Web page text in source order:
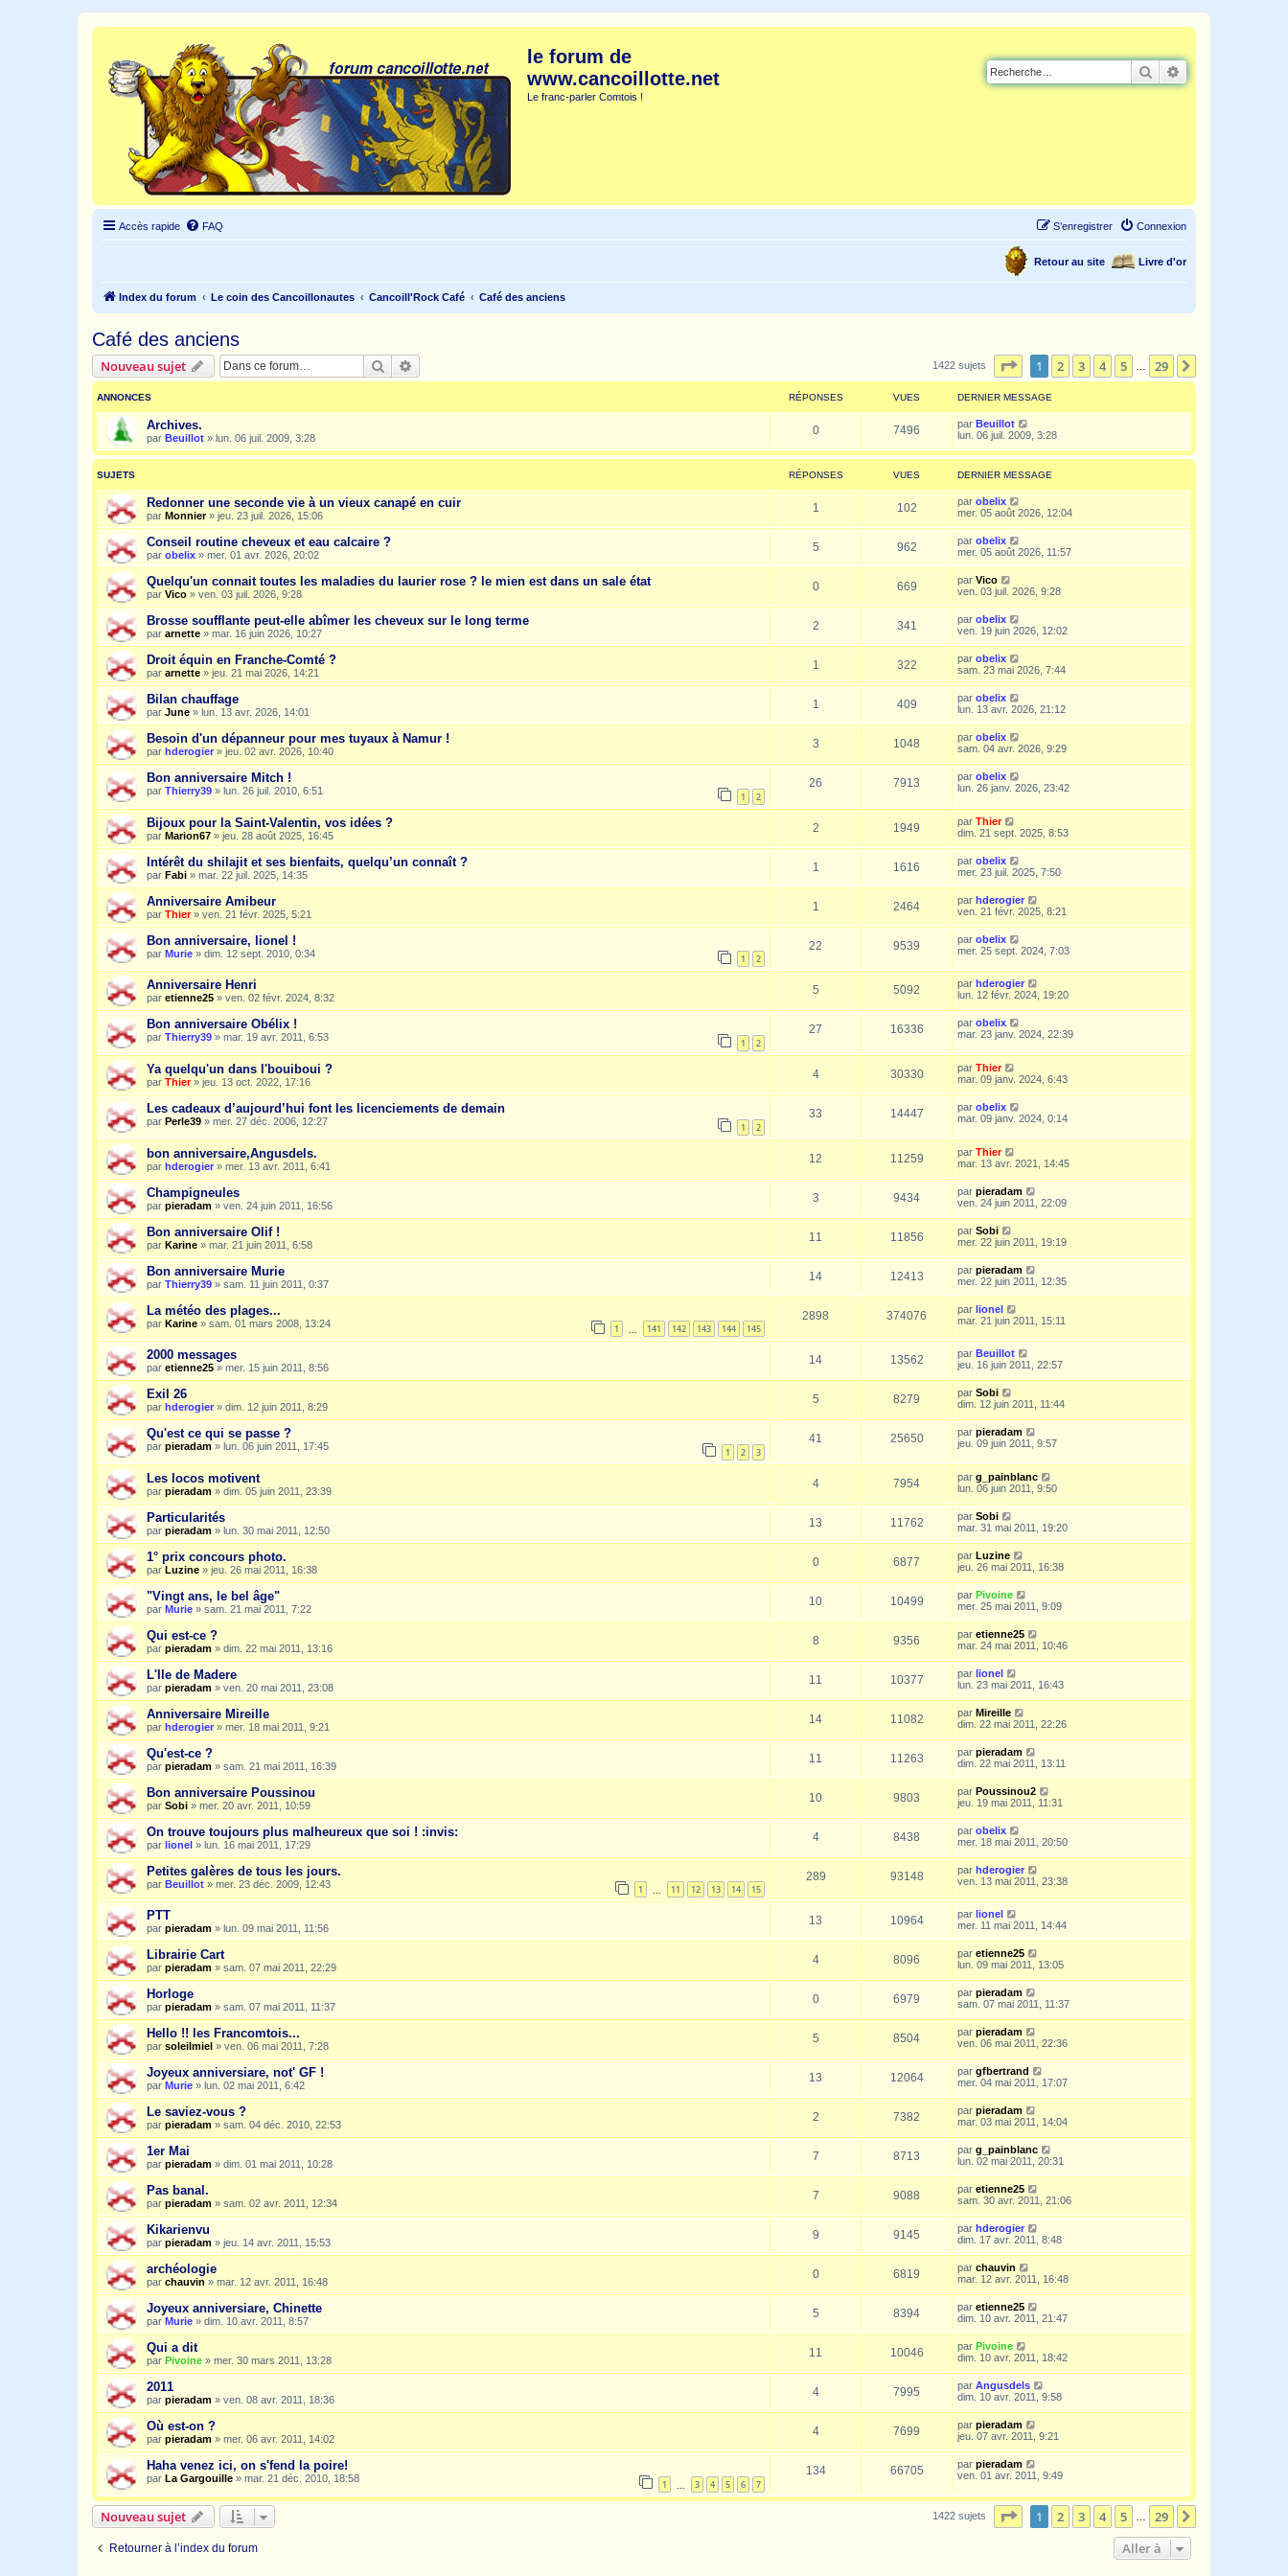
le forum de
www.cancoillotte.net
Le franc-parler Comtois !
Rechercher
Accès rapide FAQ Connexion
S’enregistrer
Livre d'or
Retour au site
Index du forum Le coin des Cancoillonautes Cancoill'Rock Café Café des anciens
Café des anciens
Nouveau sujet Rechercher 1422 sujets Page sur29
1 2 3 4 5 29
ANNONCES RÉPONSES VUES DERNIER MESSAGE
Archives.
par Beuillot » lun. 06 juil. 2009, 3:28
0 7496 par Beuillot
lun. 06 juil. 2009, 3:28
SUJETS RÉPONSES VUES DERNIER MESSAGE
Redonner une seconde vie à un vieux canapé en cuir
par Monnier» jeu. 23 juil. 2026, 15:06
1 102 par obelix
mer. 05 août 2026, 12:04
Conseil routine cheveux et eau calcaire ?
par obelix » mer. 01 avr. 2026, 20:02
5 962 par obelix
mer. 05 août 2026, 11:57
Quelqu'un connait toutes les maladies du laurier rose ? le mien est dans un sale état
par Vico » ven. 03 juil. 2026, 9:28
0 669 par Vico
ven. 03 juil. 2026, 9:28
Brosse soufflante peut-elle abîmer les cheveux sur le long terme
par arnette » mar. 16 juin 2026, 10:27
2 341 par obelix
ven. 19 juin 2026, 12:02
Droit équin en Franche-Comté ?
par arnette » jeu. 21 mai 2026, 14:21
1 322 par obelix
sam. 23 mai 2026, 7:44
Bilan chauffage
par June » lun. 13 avr. 2026, 14:01
1 409 par obelix
lun. 13 avr. 2026, 21:12
Besoin d'un dépanneur pour mes tuyaux à Namur !
par hderogier » jeu. 02 avr. 2026, 10:40
3 1048 par obelix
sam. 04 avr. 2026, 9:29
Bon anniversaire Mitch !
par Thierry39 » lun. 26 juil. 2010, 6:51 1 2
26 7913 par obelix
lun. 26 janv. 2026, 23:42
Bijoux pour la Saint-Valentin, vos idées ?
par Marion67 » jeu. 28 août 2025, 16:45
2 1949 par Thier
dim. 21 sept. 2025, 8:53
Intérêt du shilajit et ses bienfaits, quelqu’un connaît ?
par Fabi » mar. 22 juil. 2025, 14:35
1 1616 par obelix
mer. 23 juil. 2025, 7:50
Anniversaire Amibeur
par Thier» ven. 21 févr. 2025, 5:21
1 2464 par hderogier
ven. 21 févr. 2025, 8:21
Bon anniversaire, lionel !
par Murie » dim. 12 sept. 2010, 0:34 1 2
22 9539 par obelix
mer. 25 sept. 2024, 7:03
Anniversaire Henri
par etienne25 » ven. 02 févr. 2024, 8:32
5 5092 par hderogier
lun. 12 févr. 2024, 19:20
Bon anniversaire Obélix !
par Thierry39 » mar. 19 avr. 2011, 6:53 1 2
27 16336 par obelix
mar. 23 janv. 2024, 22:39
Ya quelqu'un dans l'bouiboui ?
par Thier» jeu. 13 oct. 2022, 17:16
4 30330 par Thier
mar. 09 janv. 2024, 6:43
Les cadeaux d’aujourd’hui font les licenciements de demain
par Perle39 » mer. 27 déc. 2006, 12:27 1 2
33 14447 par obelix
mar. 09 janv. 2024, 0:14
bon anniversaire,Angusdels.
par hderogier » mer. 13 avr. 2011, 6:41
12 11259 par Thier
mar. 13 avr. 2021, 14:45
Champigneules
par pieradam » ven. 24 juin 2011, 16:56
3 9434 par pieradam
ven. 24 juin 2011, 22:09
Bon anniversaire Olif !
par Karine » mar. 21 juin 2011, 6:58
11 11856 par Sobi
mer. 22 juin 2011, 19:19
Bon anniversaire Murie
par Thierry39 » sam. 11 juin 2011, 0:37
14 12413 par pieradam
mer. 22 juin 2011, 12:35
La météo des plages...
par Karine » sam. 01 mars 2008, 13:24 1 141 142 143 144 145
2898 374076 par lionel
mar. 21 juin 2011, 15:11
2000 messages
par etienne25 » mer. 15 juin 2011, 8:56
14 13562 par Beuillot
jeu. 16 juin 2011, 22:57
Exil 26
par hderogier » dim. 12 juin 2011, 8:29
5 8279 par Sobi
dim. 12 juin 2011, 11:44
Qu'est ce qui se passe ?
par pieradam » lun. 06 juin 2011, 17:45 1 2 3
41 25650 par pieradam
jeu. 09 juin 2011, 9:57
Les locos motivent
par pieradam » dim. 05 juin 2011, 23:39
4 7954 par g_painblanc
lun. 06 juin 2011, 9:50
Particularités
par pieradam » lun. 30 mai 2011, 12:50
13 11762 par Sobi
mar. 31 mai 2011, 19:20
1° prix concours photo.
par Luzine » jeu. 26 mai 2011, 16:38
0 6877 par Luzine
jeu. 26 mai 2011, 16:38
"Vingt ans, le bel âge"
par Murie » sam. 21 mai 2011, 7:22
10 10499 par Pivoine
mer. 25 mai 2011, 9:09
Qui est-ce ?
par pieradam » dim. 22 mai 2011, 13:16
8 9356 par etienne25
mar. 24 mai 2011, 10:46
L'Ile de Madere
par pieradam » ven. 20 mai 2011, 23:08
11 10377 par lionel
lun. 23 mai 2011, 16:43
Anniversaire Mireille
par hderogier » mer. 18 mai 2011, 9:21
14 11082 par Mireille
dim. 22 mai 2011, 22:26
Qu'est-ce ?
par pieradam » sam. 21 mai 2011, 16:39
11 11263 par pieradam
dim. 22 mai 2011, 13:11
Bon anniversaire Poussinou
par Sobi » mer. 20 avr. 2011, 10:59
10 9803 par Poussinou2
jeu. 19 mai 2011, 11:31
On trouve toujours plus malheureux que soi ! :invis:
par lionel » lun. 16 mai 2011, 17:29
4 8438 par obelix
mer. 18 mai 2011, 20:50
Petites galères de tous les jours.
par Beuillot » mer. 23 déc. 2009, 12:43 1 11 12 13 14 15
289 93148 par hderogier
ven. 13 mai 2011, 23:38
PTT
par pieradam » lun. 09 mai 2011, 11:56
13 10964 par lionel
mer. 11 mai 2011, 14:44
Librairie Cart
par pieradam » sam. 07 mai 2011, 22:29
4 8096 par etienne25
lun. 09 mai 2011, 13:05
Horloge
par pieradam » sam. 07 mai 2011, 11:37
0 6979 par pieradam
sam. 07 mai 2011, 11:37
Hello !! les Francomtois...
par soleilmiel » ven. 06 mai 2011, 7:28
5 8504 par pieradam
ven. 06 mai 2011, 22:36
Joyeux anniversiare, not' GF !
par Murie » lun. 02 mai 2011, 6:42
13 12064 par gfbertrand
mer. 04 mai 2011, 17:07
Le saviez-vous ?
par pieradam » sam. 04 déc. 2010, 22:53
2 7382 par pieradam
mar. 03 mai 2011, 14:04
1er Mai
par pieradam » dim. 01 mai 2011, 10:28
7 8713 par g_painblanc
lun. 02 mai 2011, 20:31
Pas banal.
par pieradam » sam. 02 avr. 2011, 12:34
7 9088 par etienne25
sam. 30 avr. 2011, 21:06
Kikarienvu
par pieradam » jeu. 14 avr. 2011, 15:53
9 9145 par hderogier
dim. 17 avr. 2011, 8:48
archéologie
par chauvin » mar. 12 avr. 2011, 16:48
0 6819 par chauvin
mar. 12 avr. 2011, 16:48
Joyeux anniversiare, Chinette
par Murie » dim. 10 avr. 2011, 8:57
5 8394 par etienne25
dim. 10 avr. 2011, 21:47
Qui a dit
par Pivoine » mer. 30 mars 2011, 13:28
11 10046 par Pivoine
dim. 10 avr. 2011, 18:42
2011
par pieradam » ven. 08 avr. 2011, 18:36
4 7995 par Angusdels
dim. 10 avr. 2011, 9:58
Où est-on ?
par pieradam » mer. 06 avr. 2011, 14:02
4 7699 par pieradam
jeu. 07 avr. 2011, 9:21
Haha venez ici, on s'fend la poire!
par La Gargouille » mar. 21 déc. 2010, 18:58 1 3 4 5 6 7
134 66705 par pieradam
ven. 01 avr. 2011, 9:49
Nouveau sujet 1422 sujets Page sur29
1 2 3 4 5 29
Retourner à l’index du forum Aller à